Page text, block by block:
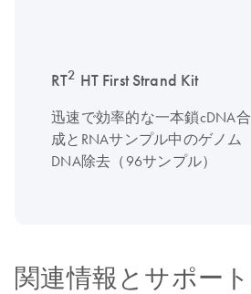
RT2 HT First Strand Kit
迅速で効率的な一本鎖cDNA合
成とRNAサンプル中のゲノム
DNA除去（96サンプル）
関連情報とサポート